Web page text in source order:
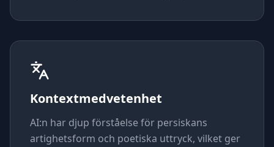
Kontextmedvetenhet
AI:n har djup förståelse för persiskans
artighetsform och poetiska uttryck, vilket ger